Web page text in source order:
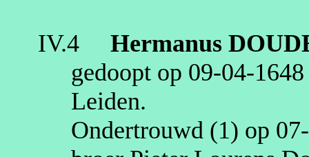
IV.4 Hermanus
gedoopt op 09‑04‑1648
Leiden.
Ondertrouwd (1) op